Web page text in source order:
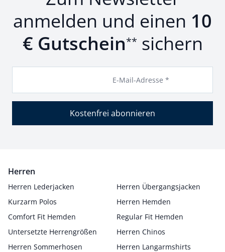
anmelden und einen 10
€ Gutschein** sichern
E-Mail-Adresse *
Kostenfrei abonnieren
Herren
Herren Lederjacken
Herren Übergangsjacken
Kurzarm Polos
Herren Hemden
Comfort Fit Hemden
Regular Fit Hemden
Untersetzte Herrengrößen
Herren Chinos
Herren Sommerhosen
Herren Langarmshirts